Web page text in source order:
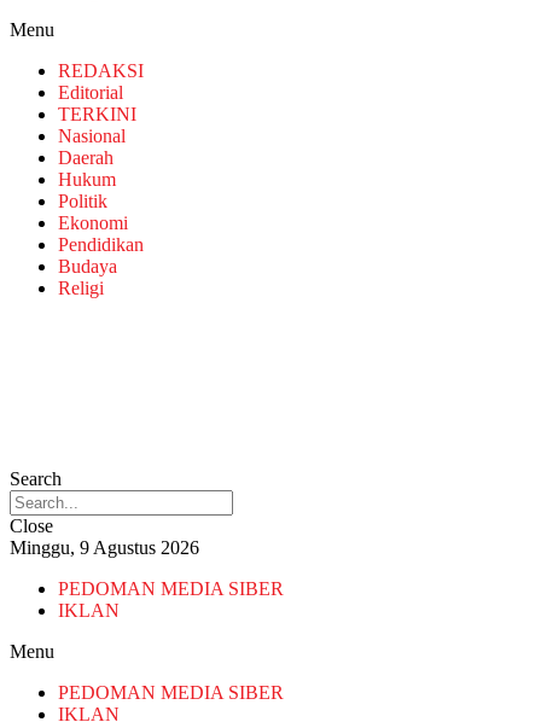
Menu
REDAKSI
Editorial
TERKINI
Nasional
Daerah
Hukum
Politik
Ekonomi
Pendidikan
Budaya
Religi
Search
Close
Minggu, 9 Agustus 2026
PEDOMAN MEDIA SIBER
IKLAN
Menu
PEDOMAN MEDIA SIBER
IKLAN